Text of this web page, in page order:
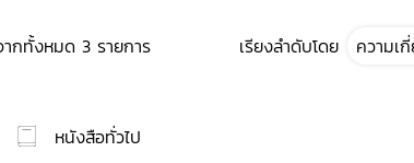
กทั้งหมด 3 รายการ เรียงลำดับโดย
หนังสือทั่วไป